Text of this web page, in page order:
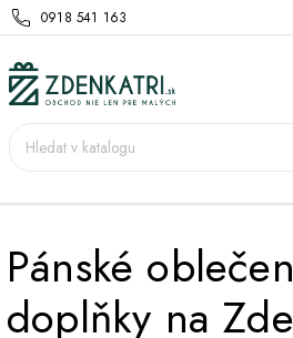
0918 541 163
Pánské
doplňky na